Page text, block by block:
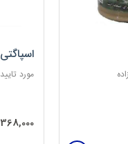
اسپاگتی
مورد
368,000 تومان